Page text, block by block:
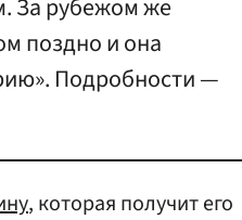
За рубежом же
поздно и она
Подробности —
, которая получит его